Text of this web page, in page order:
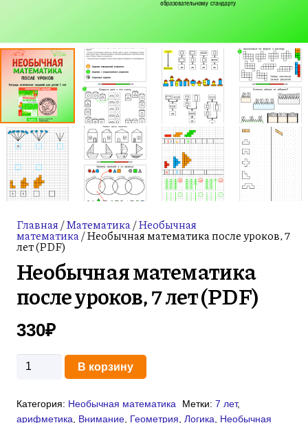
Главная/Математика/Необычная
математика/ Необычная математика после уроков, 7
лет (PDF)
Необычная математика
после уроков, 7 лет (PDF)
330₽
Количество
математика
В корзину
Категория: Необычная математика Метки: 7 лет,
арифметика
Внимание Геометрия Логика
Необычная